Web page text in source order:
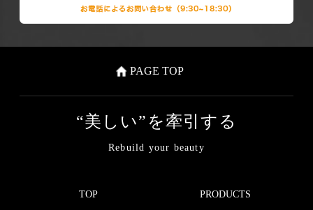
PAGE TOP
“美しい”を牽引する
Rebuild your beauty
TOP PRODUCTS